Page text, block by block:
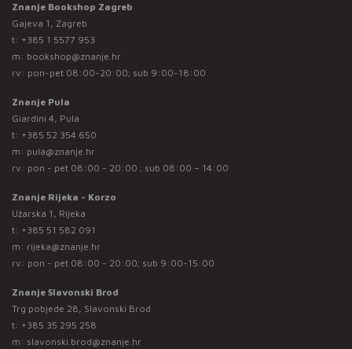
Znanje Bookshop Zagreb
Gajeva 1, Zagreb
t: +385 1 5577 953
m: bookshop@znanje.hr
rv: pon-pet 08:00-20:00; sub 9:00-18:00
Znanje Pula
Giardini 4, Pula
t: +385 52 354 650
m: pula@znanje.hr
rv: pon - pet 08:00 - 20:00 ; sub 08:00 – 14:00
Znanje Rijeka - Korzo
Užarska 1, Rijeka
t: +385 51 582 091
m: rijeka@znanje.hr
rv: pon - pet 08:00 - 20:00; sub 9:00-15:00
Znanje Slavonski Brod
Trg pobjede 28, Slavonski Brod
t: +385 35 295 258
m: slavonski.brod@znanje.hr